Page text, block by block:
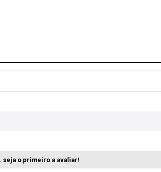
seja o primeiro a avaliar!